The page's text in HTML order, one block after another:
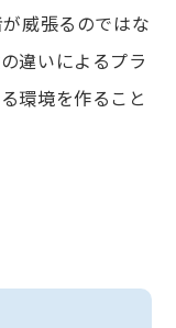
威張るのではな
違いによるプラ
環境を作ること